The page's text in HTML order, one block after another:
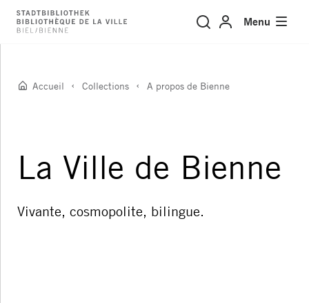
A propos de Bienne
Menu
Accueil Collections A propos de Bienne
La Ville de Bienne
Vivante, cosmopolite, bilingue.